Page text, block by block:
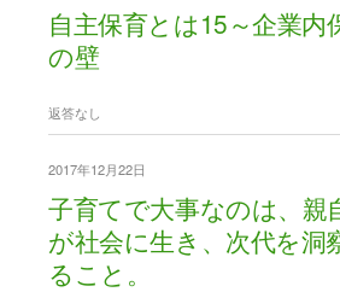
自主保育とは15～企業内
の壁
返答なし
2017年12月22日
子育てで大事なのは、親
が社会に生き、次代を洞
ること。